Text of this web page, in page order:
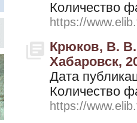
Количество
https://
Крюков, В. В.
Хабаровск,
Дата
Количество
https://